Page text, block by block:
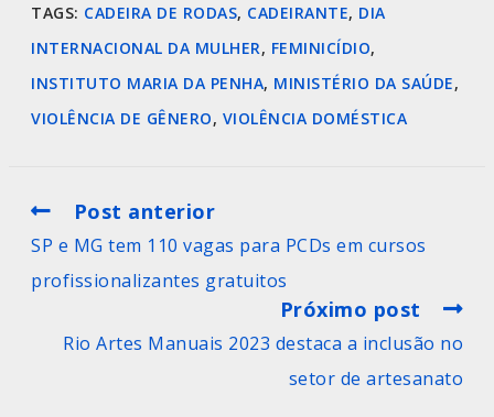
TAGS: CADEIRA DE RODAS, CADEIRANTE, DIA
INTERNACIONAL DA MULHER, FEMINICÍDIO,
INSTITUTO MARIA DA PENHA, MINISTÉRIO DA SAÚDE,
VIOLÊNCIA DE GÊNERO, VIOLÊNCIA DOMÉSTICA
Post anterior
SP e MG tem 110 vagas para PCDs em cursos
profissionalizantes gratuitos
Próximo post
Rio Artes Manuais 2023 destaca a inclusão no
setor de artesanato